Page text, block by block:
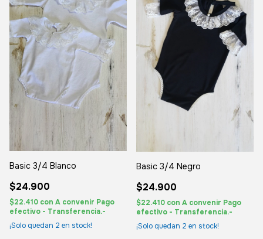
Basic 3/4 Blanco
$24.900
$22.410 con A convenir Pago
efectivo - Transferencia.-
¡Solo quedan 2 en stock!
Basic 3/4 Negro
$24.900
$22.410 con A convenir Pago
efectivo - Transferencia.-
¡Solo quedan 2 en stock!